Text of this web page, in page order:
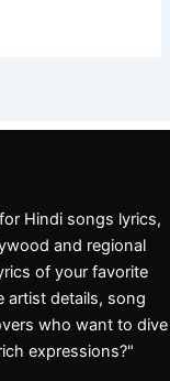
Hindi songs lyrics,
and regional
of your favorite
artist details, song
who want to dive
expressions?"